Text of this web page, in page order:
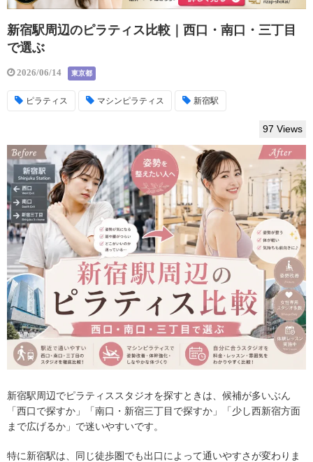
新宿駅周辺のピラティス比較｜西口・南口・三丁目
で選ぶ
2026/06/14 東京都
ピラティス マシンピラティス 新宿駅
97 Views
新宿駅周辺でピラティススタジオを探すときは、候補が多いぶん
「西口で探すか」「南口・新宿三丁目で探すか」「少し西新宿方面
まで広げるか」で迷いやすいです。
特に新宿駅は、同じ徒歩圏でも出口によって通いやすさが変わりま